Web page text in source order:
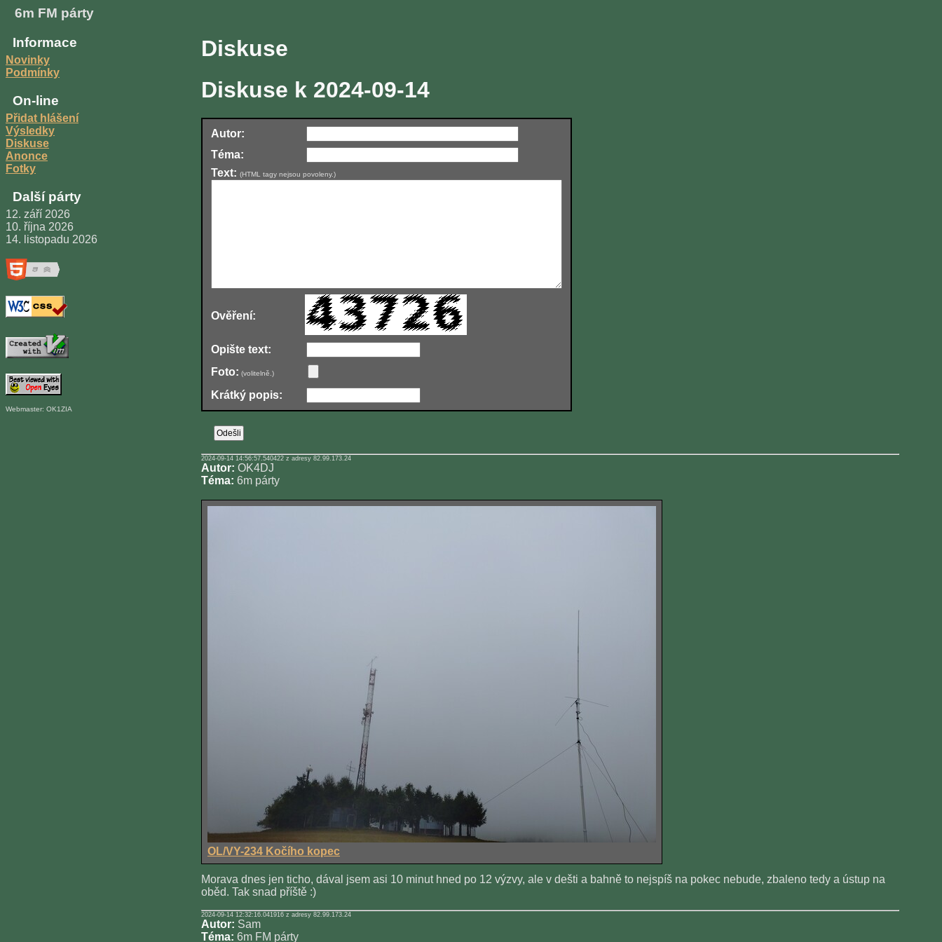
6m FM párty
Informace
Novinky
Podmínky
On-line
Přidat hlášení
Výsledky
Diskuse
Anonce
Fotky
Další párty
12. září 2026
10. října 2026
14. listopadu 2026
Webmaster: OK1ZIA
Diskuse
Diskuse k 2024-09-14
Autor:
Téma:
Text: (HTML tagy nejsou povoleny.)
Ověření:
Opište text:
Foto: (volitelně.)
Krátký popis:
2024-09-14 14:56:57.540422 z adresy 82.99.173.24
Autor: OK4DJ
Téma: 6m párty
OL/VY-234 Kočího kopec
Morava dnes jen ticho, dával jsem asi 10 minut hned po 12 výzvy, ale v dešti a bahně to nejspíš na pokec nebude, zbaleno tedy a ústup na
oběd. Tak snad příště :)
2024-09-14 12:32:16.041916 z adresy 82.99.173.24
Autor: Sam
Téma: 6m FM párty